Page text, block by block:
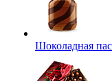
Шоколадная